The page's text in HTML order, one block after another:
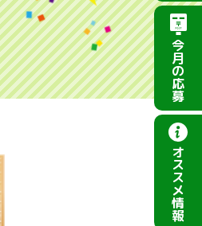
今
月
の
応
募
オ
ス
ス
メ
情
報